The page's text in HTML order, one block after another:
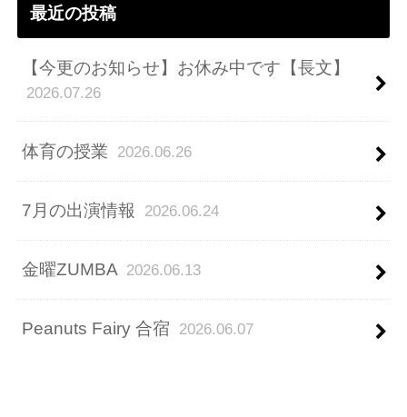
最近の投稿
【今更のお知らせ】お休み中です【長文】
2026.07.26
体育の授業 2026.06.26
7月の出演情報 2026.06.24
金曜ZUMBA 2026.06.13
Peanuts Fairy 合宿 2026.06.07